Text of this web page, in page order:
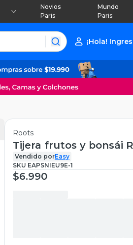
Novios
Paris
Mundo
Paris
¡Hola!
Roots
Tijera frutos y bonsái
Vendido porEasy
SKU EAPSNIEU9E-1
$6.990